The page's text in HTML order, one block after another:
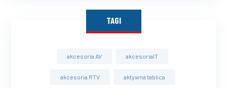
TAGI
akcesoria AV akcesoriaIT
akcesoria RTV aktywna tablica